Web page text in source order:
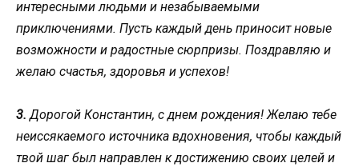
интересными людьми и незабываемыми
приключениями. Пусть каждый день приносит новые
возможности и радостные сюрпризы. Поздравляю и
желаю счастья, здоровья и успехов!
3.Дорогой Константин, с днем рождения! Желаю тебе
неиссякаемого источника вдохновения, чтобы каждый
твой шаг был направлен к достижению своих целей и